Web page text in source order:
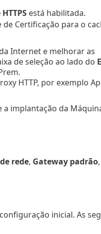
está habilitada.
Certificação para o
Internet e melhorar as
de seleção ao lado do
HTTP, por exemplo
implantação da
rede, Gateway padrão,
inicial. As